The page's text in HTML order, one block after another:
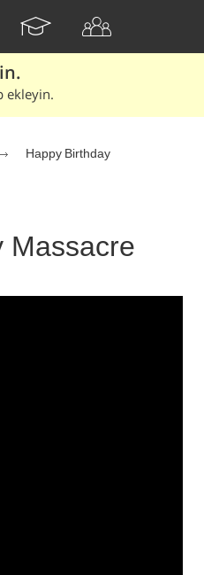
ekleyin.
Happy Birthday
Massacre